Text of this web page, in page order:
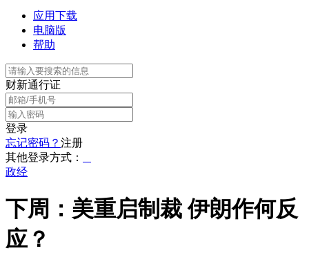
应用下载
电脑版
帮助
财新通行证
登录
忘记密码？ 注册
其他登录方式：
政经
下周：美重启制裁 伊朗作何反
应？